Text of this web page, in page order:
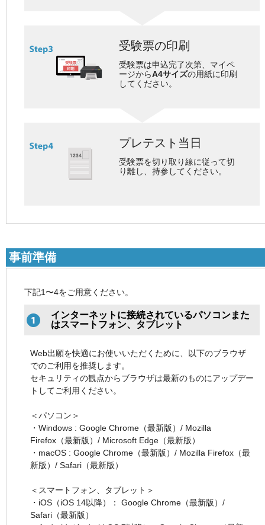
受験票の印刷
受験票は申込完了次第、マイペ
ージからA4サイズの用紙に印刷
してください。
プレテスト当日
受験票を切り取り線に従って切
り離し、持参してください。
事前準備
下記1〜4をご用意ください。
インターネットに接続されているパソコンまた
はスマートフォン、タブレット
Web出願を快適にお使いいただくために、以下のブラウザ
でのご利用を推奨します。
セキュリティの観点からブラウザは最新のものにアップデー
トしてご利用ください。
＜パソコン＞
・Windows : Google Chrome（最新版）/ Mozilla
Firefox（最新版）/ Microsoft Edge（最新版）
・macOS : Google Chrome（最新版）/ Mozilla Firefox（最
新版）/ Safari（最新版）
＜スマートフォン、タブレット＞
・iOS（iOS 14以降）： Google Chrome（最新版）/
Safari（最新版）